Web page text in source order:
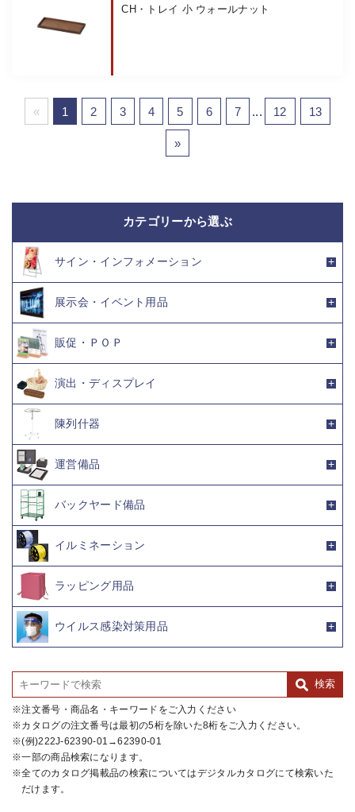
CH・トレイ 小 ウォールナット
« 1 2 3 4 5 6 7 ... 12 13
»
カテゴリーから選ぶ
サイン・インフォメーション
展示会・イベント用品
販促・ＰＯＰ
演出・ディスプレイ
陳列什器
運営備品
バックヤード備品
イルミネーション
ラッピング用品
ウイルス感染対策用品
注文番号・商品名・キーワードをご入力ください
カタログの注文番号は最初の5桁を除いた8桁をご入力ください。
(例)222J-62390-01→62390-01
一部の商品検索になります。
全てのカタログ掲載品の検索についてはデジタルカタログにて検索いた
だけます。